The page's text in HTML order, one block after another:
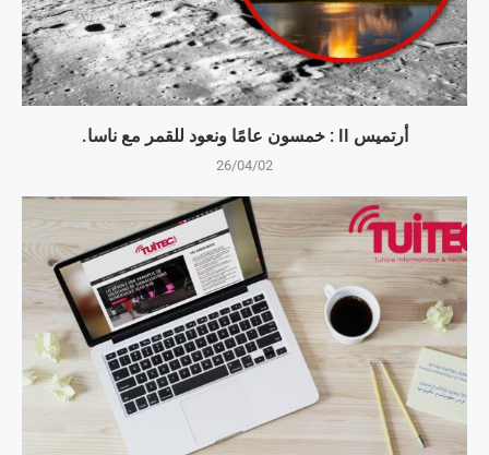
أرتميس II : خمسون عامًا ونعود للقمر مع ناسا.
26/04/02